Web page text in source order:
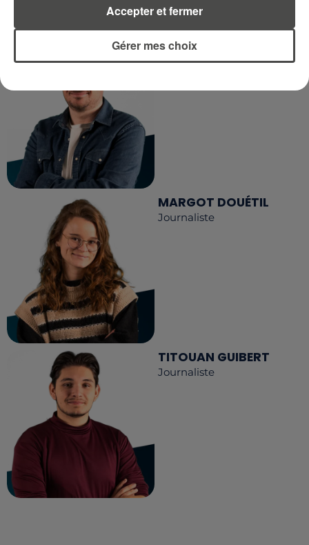
DIMITRI COUTAND
Journaliste
MARGOT DOUÉTIL
Journaliste
TITOUAN GUIBERT
Journaliste
Gérer mes choix
Accepter et fermer